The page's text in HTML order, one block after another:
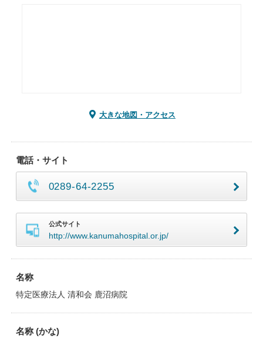
大きな地図・アクセス
電話・サイト
0289-64-2255
公式サイト
http://www.kanumahospital.or.jp/
名称
特定医療法人 清和会 鹿沼病院
名称 (かな)